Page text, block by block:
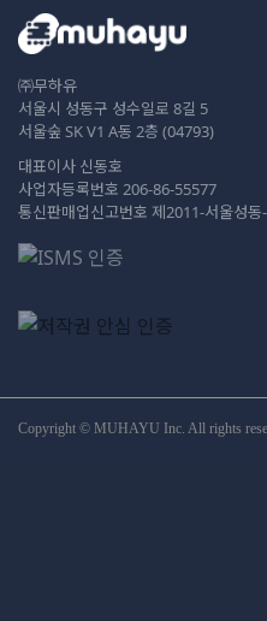
㈜무하유
서울시 성동구 성수일로 8길 5
서울숲 SK V1 A동 2층 (04793)
대표이사 신동호
사업자등록번호 206-86-55577
통신판매업신고번호 제2011-서울성동
Copyright © MUHAYU Inc. All rights